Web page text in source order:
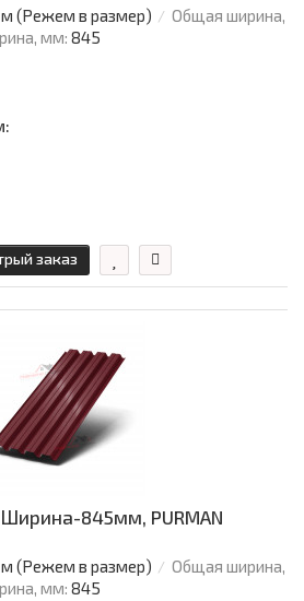
м (Режем в размер)
Общая ширина,
мм: 845
заказ
845мм, PURMAN
м (Режем в размер)
Общая ширина,
мм: 845